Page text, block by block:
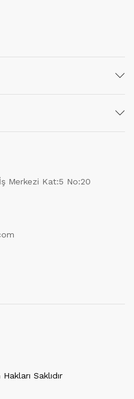
Merkezi Kat:5 No:20
Saklıdır